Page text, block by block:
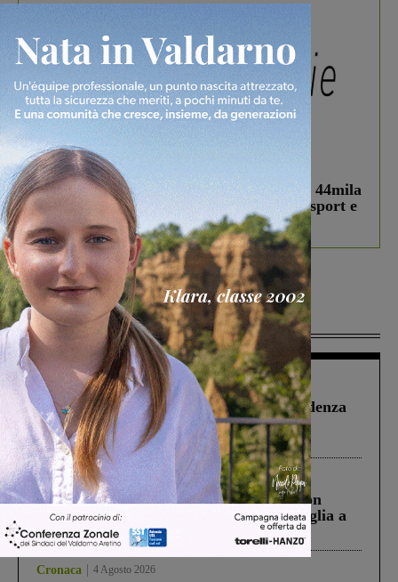
In vetrina 3 Agosto 2026
Estra Notizie agosto: Smart Cities, oltre 44mila
studenti coinvolti, torna il bando per lo sport e
debutta il podcast Estrair
Più lette
Figline Incisa Valdarno 1 Agosto 2026
Piscina di Figline finanziata oltre la scadenza
Pnrr, il gruppo di Fratelli d’Italia: “Un
ringraziamento al Governo”
Cronaca 3 Agosto 2026
Scomparso da una struttura di Castiglion
Fiorentino l’uomo che aveva ucciso la figlia a
Levane nel 2020
Cronaca 4 Agosto 2026